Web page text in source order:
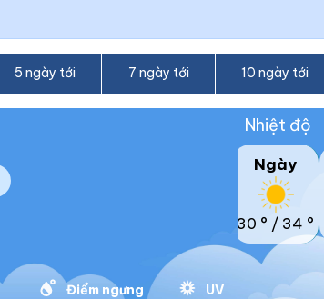
5 ngày tới 7 ngày tới 10 ngày tới
Điểm ngưng
UV
Nhiệt độ
Ngày
30 ° / 34 °